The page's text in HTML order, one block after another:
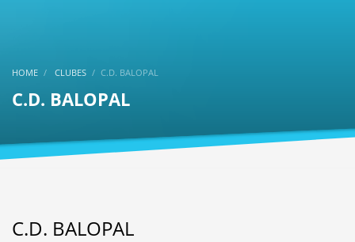
HOME CLUBES C.D. BALOPAL
C.D. BALOPAL
C.D. BALOPAL